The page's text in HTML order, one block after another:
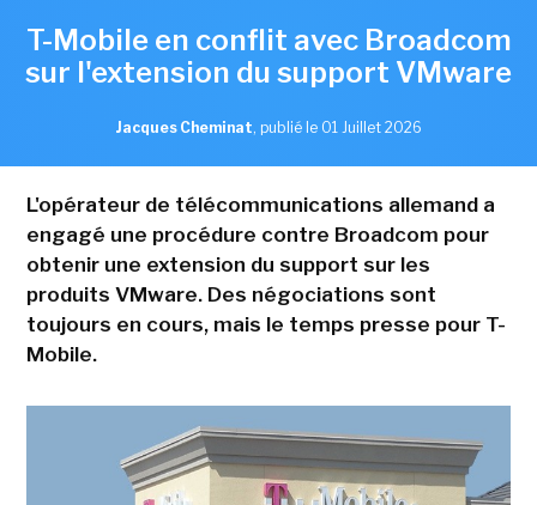
T-Mobile en conflit avec Broadcom
sur l'extension du support VMware
Jacques Cheminat, publié le 01 Juillet 2026
L'opérateur de télécommunications allemand a
engagé une procédure contre Broadcom pour
obtenir une extension du support sur les
produits VMware. Des négociations sont
toujours en cours, mais le temps presse pour T-
Mobile.